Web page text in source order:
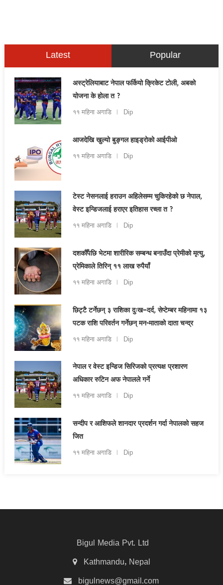
Latest Popular
अस्ट्रेलियाबाट नेपाल फर्कियो क्रिकेट टोली, अबको
योजना के होला त ?
११ महिना अगाडि Dip
आजदेखि खुल्यो बुङ्गल हाइड्रोको आईपीओ
११ महिना अगाडि Dip
टेस्ट नेसनलाई हराउन अहिलेसम्म चुकिरहेको छ नेपाल,
वेस्ट इन्डिजलाई हराएर इतिहास रच्ला त ?
११ महिना अगाडि Dip
दशकौँपछि भेटमा शारीरिक सम्बन्ध बनाउँदा प्रेमीको मृत्यु,
प्रेमिकाले तिरिन् ११ लाख रुपैयाँ
११ महिना अगाडि Dip
छिट्टै टर्नेछन् ३ राशिका दुःख–दर्द, सेप्टेम्बर महिनामा १३
पटक राशि परिवर्तन गर्नेछन् मन-माताको दाता चन्द्र
११ महिना अगाडि Dip
नेपाल र वेस्ट इन्डिज सिरिजको प्रत्यक्ष प्रशारण
अधिकार रुटिन अफ नेपालले गर्ने
११ महिना अगाडि Dip
सन्दीप र आशिफले शानदार प्रदर्शन गर्दा नेपालको सहज
जित
११ महिना अगाडि Dip
Bigul Media Pvt. Ltd
Kathmandu, Nepal
bigulnews@gmail.com